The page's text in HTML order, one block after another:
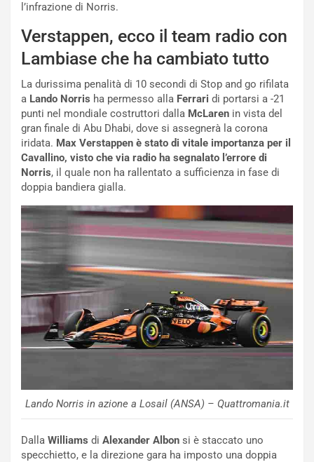
l’infrazione di Norris.
Verstappen, ecco il team radio con
Lambiase che ha cambiato tutto
La durissima penalità di 10 secondi di Stop and go rifilata
a Lando Norris ha permesso alla Ferrari di portarsi a -21
punti nel mondiale costruttori dalla McLaren in vista del
gran finale di Abu Dhabi, dove si assegnerà la corona
iridata. Max Verstappen è stato di vitale importanza per il
Cavallino, visto che via radio ha segnalato l’errore di
Norris, il quale non ha rallentato a sufficienza in fase di
doppia bandiera gialla.
Lando Norris in azione a Losail (ANSA) – Quattromania.it
Dalla Williams di Alexander Albon si è staccato uno
specchietto, e la direzione gara ha imposto una doppia
V
a
g
g
o
p
ù
L
u
n
g
o
m
a
m
p
u
o
d
P
a
e
n
z
a
d
e
G
P
d
e
B